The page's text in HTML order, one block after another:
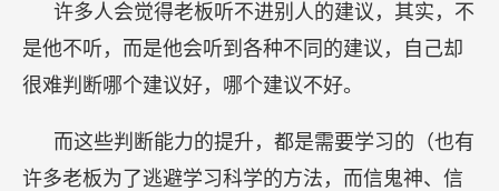
许多人会觉得老板听不进别人的建议，其实，不
是他不听，而是他会听到各种不同的建议，自己却
很难判断哪个建议好，哪个建议不好。
而这些判断能力的提升，都是需要学习的（也有
许多老板为了逃避学习科学的方法，而信鬼神、信